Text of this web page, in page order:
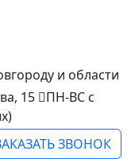
и области
15
ПН-ВС с
ЗВОНОК